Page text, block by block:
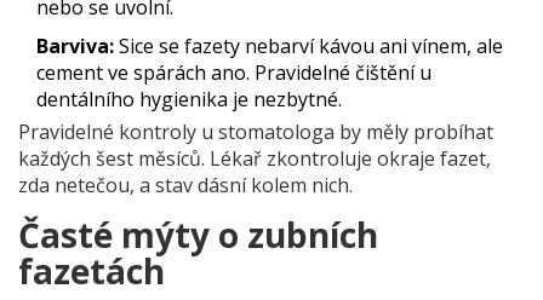
nebo se uvolní.
Barviva:Sice se fazety nebarví kávou ani vínem, ale
cement ve spárách ano. Pravidelné čištění u
dentálního hygienika je nezbytné.
Pravidelné kontroly u stomatologa by měly probíhat
každých šest měsíců. Lékař zkontroluje okraje fazet,
zda netečou, a stav dásní kolem nich.
Časté mýty o zubních
fazetách